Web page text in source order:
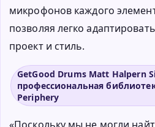
микрофонов каждого
позволяя легко
проект и стиль.
GetGood Drums Matt Halpern
профессиональная
Periphery
«Поскольку мы не могли